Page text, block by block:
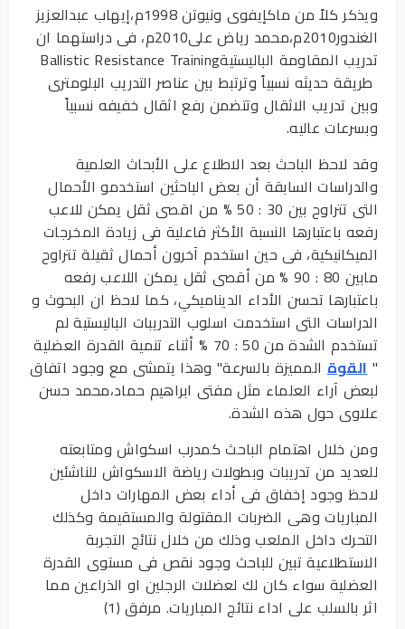
ويذكر كلاً من ماكإيفوى ونيوتن 1998م،إيهاب عبدالعزيز
الغندور2010م،محمد رياض على2010م، فى دراستهما ان
تدريب المقاومة الباليستيةBallistic Resistance Training
طريقة حديثه نسبياً وترتبط بين عناصر التدريب البلومترى
وبين تدريب الاثقال وتتضمن رفع اثقال خفيفه نسبياً
وبسرعات عاليه.
وقد لاحظ الباحث بعد الاطلاع على الأبحاث العلمية
والدراسات السابقة أن بعض الباحثين استخدمو الأحمال
التى تتراوح بين 30 : 50 % من اقصى ثقل يمكن للاعب
رفعه باعتبارها النسبة الأكثر فاعلية فى زيادة المخرجات
الميكانيكية، فى حين استخدم آخرون أحمال ثقيلة تتراوح
مابين 80 : 90 % من أقصى ثقل يمكن اللاعب رفعه
باعتبارها تحسن الأداء الديناميكي، كما لاحظ ان البحوث و
الدراسات التى استخدمت اسلوب التدريبات الباليستية لم
تستخدم الشدة من 50 : 70 % أثناء تنمية القدرة العضلية
"القوةالمميزة بالسرعة" وهذا يتمشى مع وجود اتفاق
لبعض آراء العلماء مثل مفتى ابراهيم حماد،محمد حسن
علاوى حول هذه الشدة.
ومن خلال اهتمام الباحث كمدرب اسكواش ومتابعته
للعديد من تدريبات وبطولات رياضة الاسكواش للناشئين
لاحظ وجود إخفاق فى أداء بعض المهارات داخل
المباريات وهى الضربات المقتولة والمستقيمة وكذلك
التحرك داخل الملعب وذلك من خلال نتائج التجربة
الاستطلاعية تبين للباحث وجود نقص فى مستوى القدرة
العضلية سواء كان لك لعضلات الرجلين او الذراعين مما
اثر بالسلب على اداء نتائج المباريات. مرفق (1)